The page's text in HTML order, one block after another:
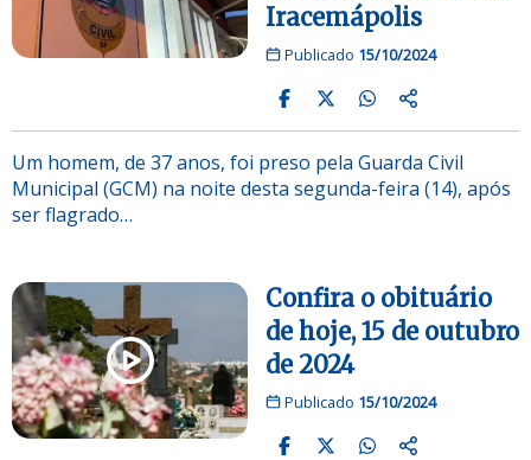
Iracemápolis
Publicado 15/10/2024
Um homem, de 37 anos, foi preso pela Guarda Civil
Municipal (GCM) na noite desta segunda-feira (14), após
ser flagrado…
Confira o obituário
de hoje, 15 de outubro
de 2024
Publicado 15/10/2024